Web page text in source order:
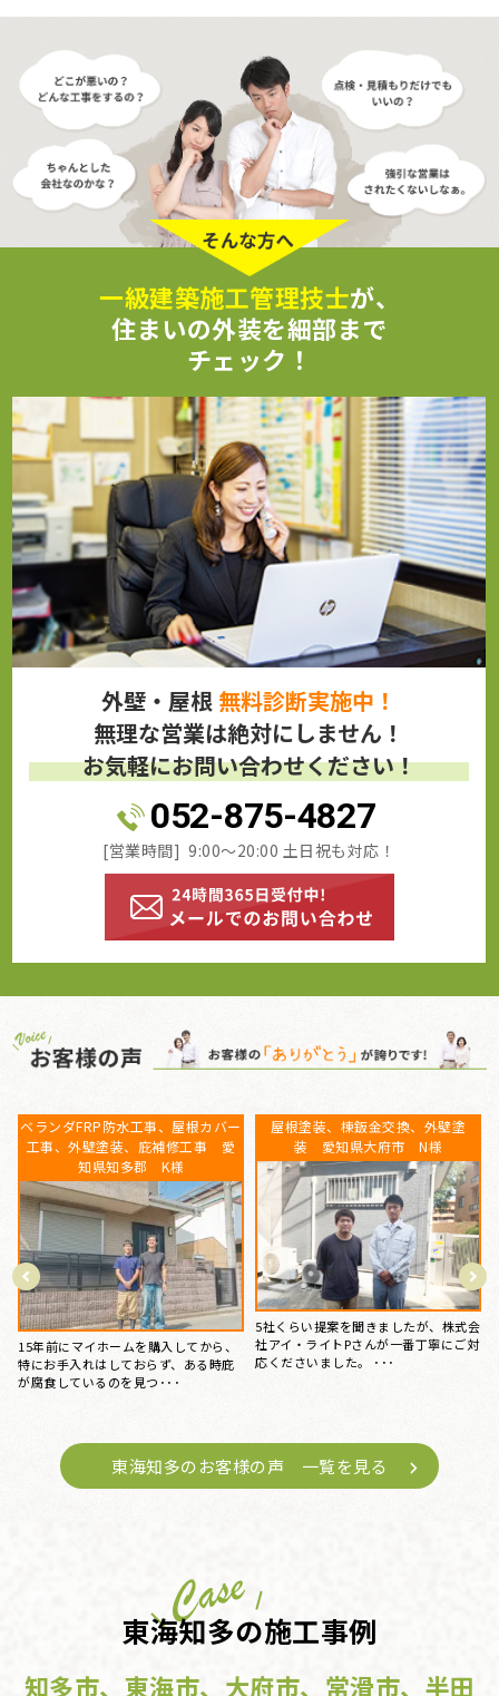
一級建築施工管理技士が、
住まいの外装を細部まで
チェック！
外壁・屋根 無料診断実施中！
無理な営業は絶対にしません！
お気軽にお問い合わせください！
052-875-4827
[営業時間] 9:00～20:00 土日祝も対応！
屋根葺き替え工事 瓦屋根から金
属屋根へ 雨漏り修理 愛知県常
滑市 S様
台風のあと、雨の日に雨漏りして、ホ
ームページで探して電話しました。 見
てもらう･･･
ベランダFRP防水工事、屋根カバー
工事、外壁塗装、庇補修工事 愛
知県知多郡 K様
15年前にマイホームを購入してから、
特にお手入れはしておらず、ある時庇
東海知多のお客様の声 一覧を見る
東海知多の施工事例
知多市、東海市、大府市、常滑市、半田